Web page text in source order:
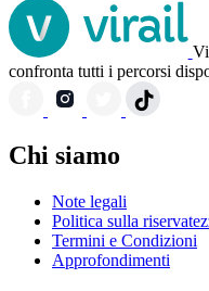
confronta tutti i percorsi
Chi siamo
Note legali
Politica sulla
Termini e Condizioni
Approfondimenti